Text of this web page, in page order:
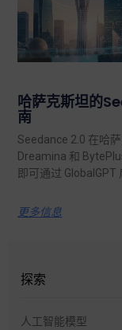
哈萨克斯坦的
南
Seedance 2.0 在哈
Dreamina 和
即可通过
更多信息
探索
人工智能模型